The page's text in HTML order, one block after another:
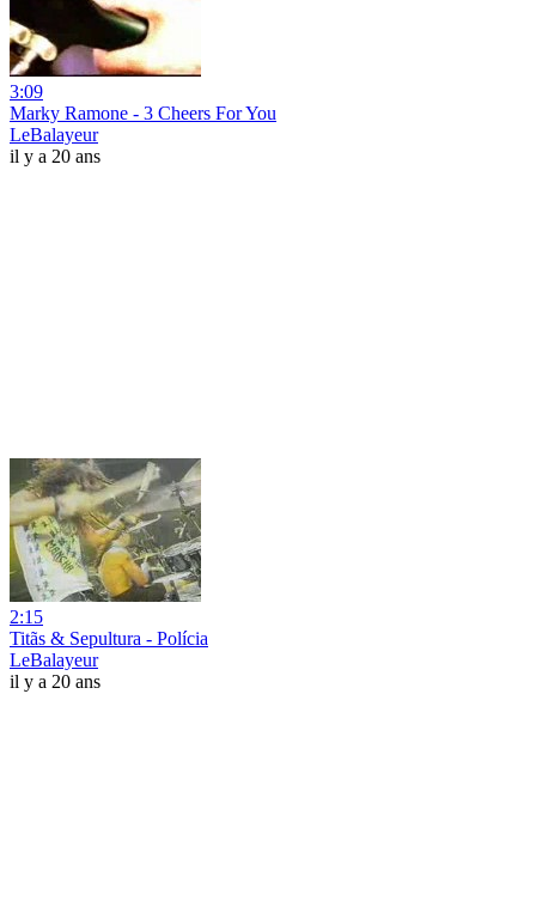
3:09
Marky Ramone - 3 Cheers For You
LeBalayeur
il y a 20 ans
2:15
Titãs & Sepultura - Polícia
LeBalayeur
il y a 20 ans